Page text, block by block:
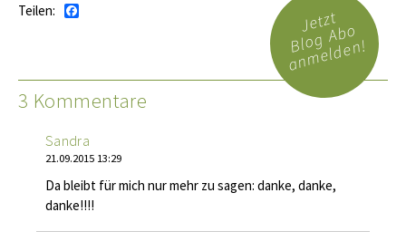
Teilen: Jetzt
Blog Abo
anmelden!
3 Kommentare
Sandra
21.09.2015 13:29
Da bleibt für mich nur mehr zu sagen: danke, danke,
danke!!!!